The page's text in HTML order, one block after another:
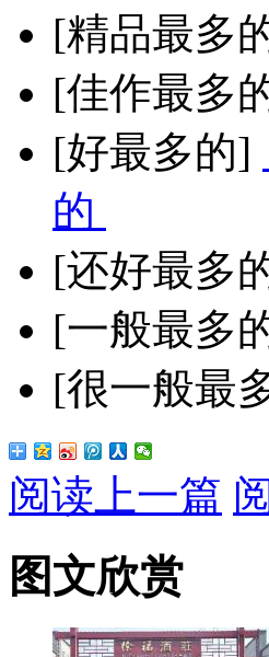
[精品最多
[佳作最多
[好最多的]
的
[还好最多
[一般最多
[很一般最
阅读上一篇
图文欣赏